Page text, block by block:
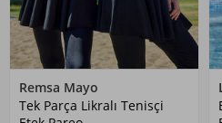
Remsa Mayo
Tek Parça Likralı Tenisçi